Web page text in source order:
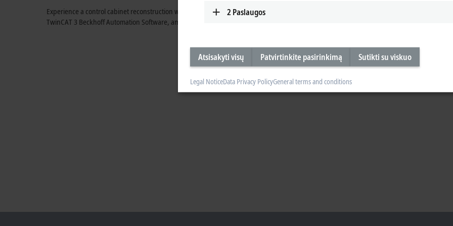
Experience a control cabinet reconstruction with the MX-System during our booth tour today on the third day at Hannover Messe and
TwinCAT 3 Beckhoff Automation Software, among other things.
2 Paslaugos
Atsisakyti visų Patvirtinkite pasirinkimą Sutikti su viskuo
Legal NoticeData Privacy PolicyGeneral terms and conditions